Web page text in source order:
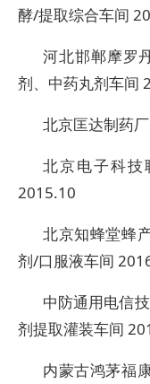
酵/提取综合车间
河北邯郸摩罗
剂、中药丸剂车间
北京匡达制药
北京电子科技
2015.10
北京知蜂堂蜂
剂/口服液车间
中防通用电信
剂提取灌装车间
内蒙古鸿茅福